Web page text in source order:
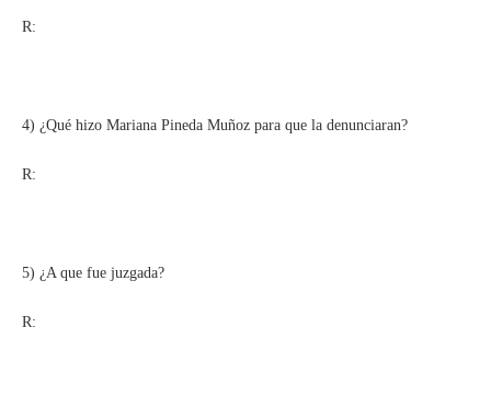
R:
4) ¿Qué hizo Mariana Pineda Muñoz para que la denunciaran?
R:
5) ¿A que fue juzgada?
R: